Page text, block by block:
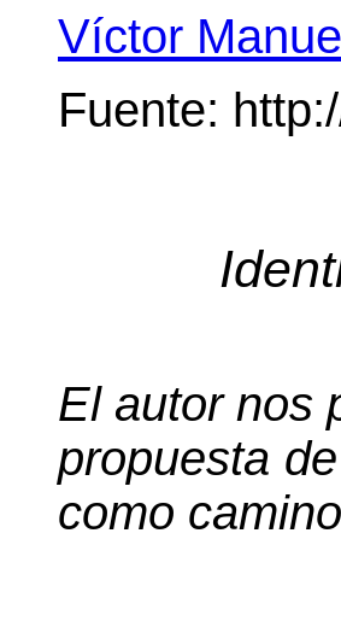
Víctor
Fuente:
I
El autor nos
propuesta
como